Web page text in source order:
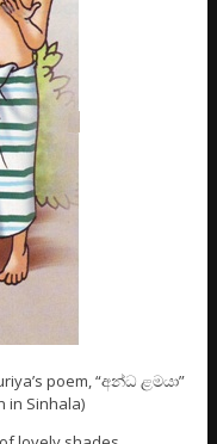
poem, “අන්ධ ළමයා”
in Sinhala)